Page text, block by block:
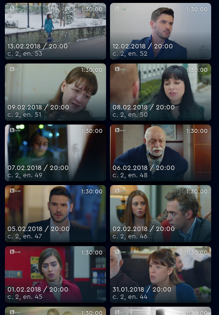
1:30:00
13.02.2018 / 20:00
с. 2, еп. 53
1:30:00
12.02.2018 / 20:00
с. 2, еп. 52
1:30:00
09.02.2018 / 20:00
с. 2, еп. 51
1:30:00
08.02.2018 / 20:00
с. 2, еп. 50
1:30:00
07.02.2018 / 20:00
с. 2, еп. 49
1:30:00
06.02.2018 / 20:00
с. 2, еп. 48
1:30:00
05.02.2018 / 20:00
с. 2, еп. 47
1:30:00
02.02.2018 / 20:00
с. 2, еп. 46
1:30:00
01.02.2018 / 20:00
с. 2, еп. 45
1:30:00
31.01.2018 / 20:00
с. 2, еп. 44
1:30:00 1:30:00